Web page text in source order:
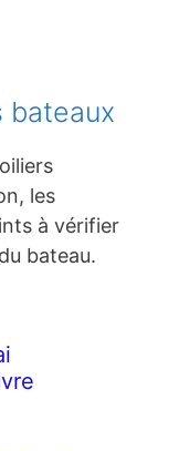
bateaux
les
à vérifier
bateau.